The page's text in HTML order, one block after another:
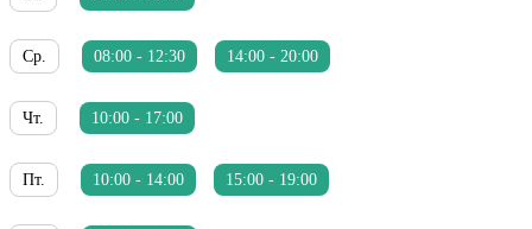
Ср. 08:00 - 12:30 14:00 - 20:00
Чт. 10:00 - 17:00
Пт. 10:00 - 14:00 15:00 - 19:00